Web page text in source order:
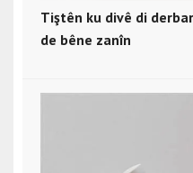
Tiştên ku divê di
de bêne zanîn